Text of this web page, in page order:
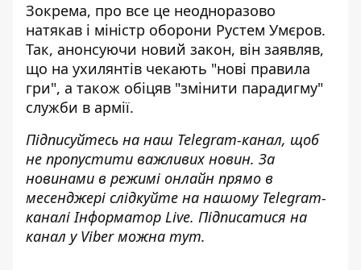
Зокрема, про все це неодноразово
натякав і міністр оборони Рустем Умєров.
Так, анонсуючи новий закон, він заявляв,
що на ухилянтів чекають "нові правила
гри", а також обіцяв "змінити парадигму"
служби в армії.
Підписуйтесь на наш Telegram-канал, щоб
не пропустити важливих новин. За
новинами в режимі онлайн прямо в
месенджері слідкуйте на нашому Telegram-
каналіІнформатор Live. Підписатися на
канал у Viber можна тут.